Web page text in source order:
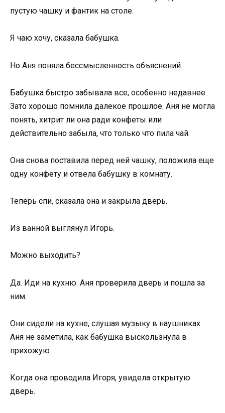
пустую чашку и фантик на столе.
Я чаю хочу, сказала бабушка.
Но Аня поняла бессмысленность объяснений.
Бабушка быстро забывала все, особенно недавнее.
Зато хорошо помнила далекое прошлое. Аня не могла
понять, хитрит ли она ради конфеты или
действительно забыла, что только что пила чай.
Она снова поставила перед ней чашку, положила еще
одну конфету и отвела бабушку в комнату.
Теперь спи, сказала она и закрыла дверь.
Из ванной выглянул Игорь.
Можно выходить?
Да. Иди на кухню. Аня проверила дверь и пошла за
ним.
Они сидели на кухне, слушая музыку в наушниках.
Аня не заметила, как бабушка выскользнула в
прихожую
Когда она проводила Игоря, увидела открытую
дверь.